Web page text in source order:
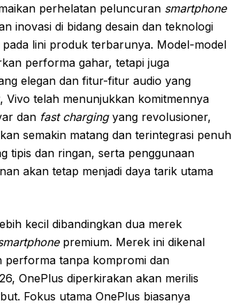
perhelatan peluncuran smartphone
inovasi di bidang desain dan teknologi
lini produk terbarunya. Model-model
performa gahar, tetapi juga
elegan dan fitur-fitur audio yang
Vivo telah menunjukkan komitmennya
dan fast chargingyang revolusioner,
semakin matang dan terintegrasi penuh
tipis dan ringan, serta penggunaan
akan tetap menjadi daya tarik utama
kecil dibandingkan dua merek
premium. Merek ini dikenal
performa tanpa kompromi dan
OnePlus diperkirakan akan merilis
Fokus utama OnePlus biasanya